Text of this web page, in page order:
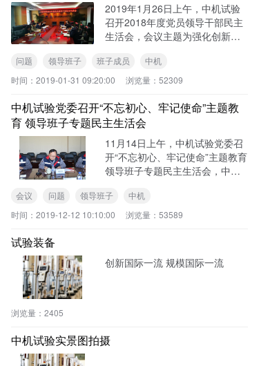
2019年1月26日上午，中机试验
召开2018年度党员领导干部民主
生活会，会议主题为强化创新理
定“四个自信”，坚决做到“两个维
护”，勇于担当作为，以求真务实
实处。中国农机院副院长庄庆伟
带领院督导成员出席会议。中机
试验领导班子成员参加会议。
问题 领导班子 班子成员
中机
时间： 2019-01-31 09:20:00 浏览量： 52309
中机试验党委召开“不忘初心、牢记使命”主题教
育 领导班子专题民主生活会
11月14日上午，中机试验党委召
开“不忘初心、牢记使命”主题教育
领导班子专题民主生活会，中国
批主题教育第三指导组组长李
霞、成员杜爱丽到会指导。会议
了会议。
会议 问题 领导班子
中机
时间： 2019-12-12 10:10:00 浏览量： 53589
试验装备
创新国际一流 规模国际一流
浏览量： 2405
中机试验实景图拍摄